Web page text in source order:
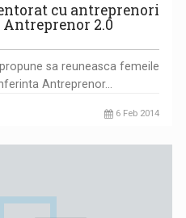
cu antreprenori
Antreprenor 2.0
sa reuneasca femeile
Antreprenor…
6 Feb 2014